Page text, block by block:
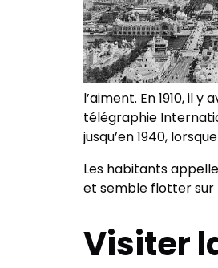
l’aiment. En 1910, il
télégraphie
jusqu’en 1940,
Les habitants
et semble flotter sur
Visiter